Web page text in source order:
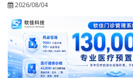
2026/08/04